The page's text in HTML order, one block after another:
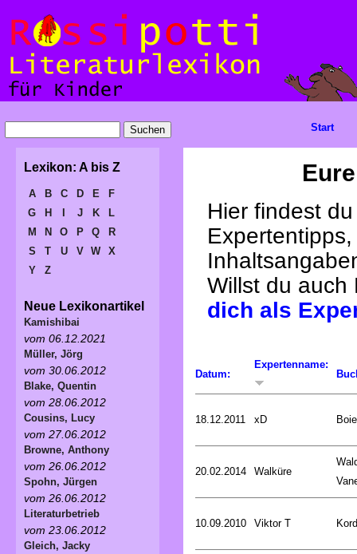
Hier findest
Willst du
dich als
Datum:
Expertenname:
18.12.2011 xD
20.02.2014 Walküre
10.09.2010 Viktor T
Start
Lexikon: A bis Z
A B C D E
F
G
H J K
L
M
N O P Q
R
S
T U V W
X
Y
Z
Neue Lexikonartikel
Kamishibai
vom 06.12.2021
Müller, Jörg
vom 30.06.2012
Blake, Quentin
vom 28.06.2012
Cousins, Lucy
vom 27.06.2012
Browne, Anthony
vom 26.06.2012
Spohn, Jürgen
vom 26.06.2012
Literaturbetrieb
vom 23.06.2012
Gleich, Jacky